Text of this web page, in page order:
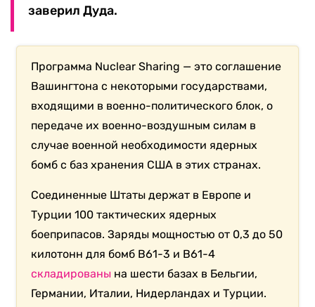
заверил Дуда.
Программа Nuclear Sharing — это соглашение
Вашингтона с некоторыми государствами,
входящими в военно-политического блок, о
передаче их военно-воздушным силам в
случае военной необходимости ядерных
бомб с баз хранения США в этих странах.
Соединенные Штаты держат в Европе и
Турции 100 тактических ядерных
боеприпасов. Заряды мощностью от 0,3 до 50
килотонн для бомб В61-3 и В61-4
складированы на шести базах в Бельгии,
Германии, Италии, Нидерландах и Турции.